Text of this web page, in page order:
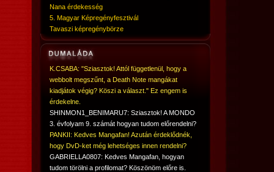
Nana érdekesség
5. Magyar Képregényfesztivál
Tavaszi képregénybörze
K.CSABA: "Sziasztok! Attól függetlenül, hogy a
webbolt megszűnt, a Death Note mangákat
kiadjátok végig? Köszi a választ." Ez engem is
érdekelne.
SHINMON1_BENIMARU7: Sziasztok! A MONDO
3. évfolyam 9. számát hogyan tudom előrendelni?
PANKII: Kedves Mangafan! Azután érdeklődnék,
hogy DvD-ket még lehetséges innen rendelni?
GABRIELLA0807: Kedves Mangafan, hogyan
tudom törölni a profilomat? Köszönöm előre is.